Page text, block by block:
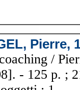
Pierre,
/
- 125 p. ;